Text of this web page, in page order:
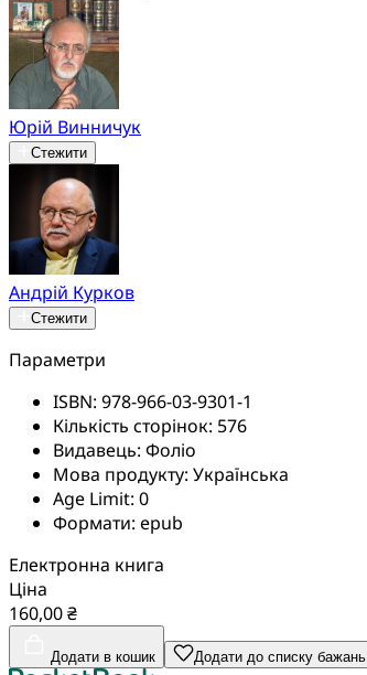
Юрій Винничук
Стежити
Андрій Курков
Стежити
Параметри
ISBN: 978-966-03-9301-1
Кількість сторінок: 576
Видавець: Фоліо
Мова продукту: Українська
Age Limit: 0
Формати: epub
Електронна книга
Ціна
160,00 ₴
Додати в кошик Додати до списку бажань